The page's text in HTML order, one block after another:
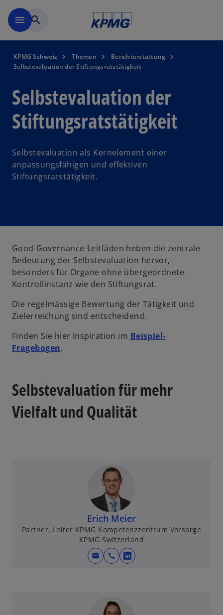
menu search
KPMG Schweiz Themen
Berichterstattung
Selbstevaluation der Stiftungsratstätigkeit
Selbstevaluation der
Stiftungsratstätigkeit
Selbstevaluation als Kernelement einer
anpassungsfähigen und effektiven
Stiftungsratstätigkeit.
Good-Governance-Leitfäden heben die zentrale
Bedeutung der Selbstevaluation hervor,
besonders für Organe ohne übergeordnete
Kontrollinstanz wie den Stiftungsrat.
Die regelmässige Bewertung der Tätigkeit und
Zielerreichung sind entscheidend.
Finden Sie hier Inspiration im Beispiel-
Fragebogenw
i
n
e
n
.
Selbstevaluation für mehr
Vielfalt und Qualität
Erich Meier
Partner, Leiter KPMG Kompetenzzentrum Vorsorge
KPMG Switzerland
mail call
w